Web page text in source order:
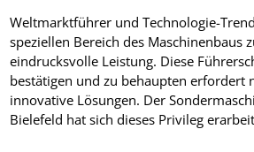
Weltmarktführer und Technologie-
speziellen Bereich des Maschinenbaus
eindrucksvolle Leistung. Diese
bestätigen und zu behaupten erfordert
innovative Lösungen. Der
Bielefeld hat sich dieses Privileg